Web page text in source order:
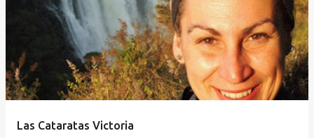
Las Cataratas Victoria